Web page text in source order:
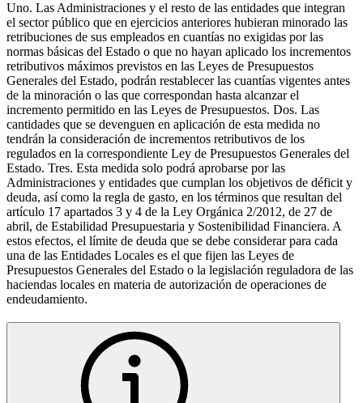
Uno. Las Administraciones y el resto de las entidades que integran
el sector público que en ejercicios anteriores hubieran minorado las
retribuciones de sus empleados en cuantías no exigidas por las
normas básicas del Estado o que no hayan aplicado los incrementos
retributivos máximos previstos en las Leyes de Presupuestos
Generales del Estado, podrán restablecer las cuantías vigentes antes
de la minoración o las que correspondan hasta alcanzar el
incremento permitido en las Leyes de Presupuestos. Dos. Las
cantidades que se devenguen en aplicación de esta medida no
tendrán la consideración de incrementos retributivos de los
regulados en la correspondiente Ley de Presupuestos Generales del
Estado. Tres. Esta medida solo podrá aprobarse por las
Administraciones y entidades que cumplan los objetivos de déficit y
deuda, así como la regla de gasto, en los términos que resultan del
artículo 17 apartados 3 y 4 de la Ley Orgánica 2/2012, de 27 de
abril, de Estabilidad Presupuestaria y Sostenibilidad Financiera. A
estos efectos, el límite de deuda que se debe considerar para cada
una de las Entidades Locales es el que fijen las Leyes de
Presupuestos Generales del Estado o la legislación reguladora de las
haciendas locales en materia de autorización de operaciones de
endeudamiento.